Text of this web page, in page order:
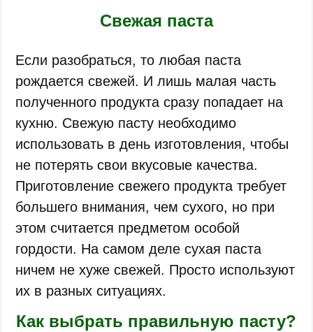
Свежая паста
Если разобраться, то любая паста
рождается свежей. И лишь малая часть
полученного продукта сразу попадает на
кухню. Свежую пасту необходимо
использовать в день изготовления, чтобы
не потерять свои вкусовые качества.
Приготовление свежего продукта требует
большего внимания, чем сухого, но при
этом считается предметом особой
гордости. На самом деле сухая паста
ничем не хуже свежей. Просто используют
их в разных ситуациях.
Как выбрать правильную пасту?